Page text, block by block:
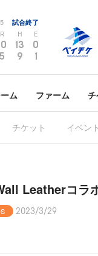
試合終了
R H E
13 0
5 9 1
ム ファーム チ
チケット イベント
Leatherコラ
2023/3/29